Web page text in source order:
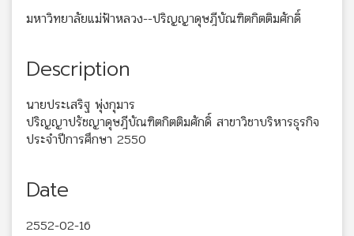
มหาวิทยาลัยแม่ฟ้าหลวง--ปริญญาดุษฎีบัณฑิตกิตติมศักดิ์
Description
นายประเสริฐ พุ่งกุมาร
ปริญญาปรัชญาดุษฎีบัณฑิตกิตติมศักดิ์ สาขาวิชาบริหารธุรกิจ
ประจำปีการศึกษา 2550
Date
2552-02-16